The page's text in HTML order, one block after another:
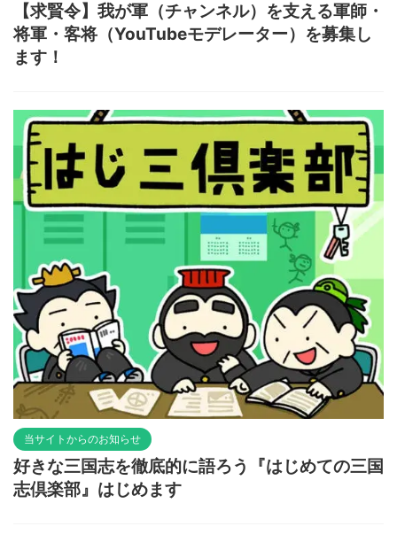
【求賢令】我が軍（チャンネル）を支える軍師・
将軍・客将（YouTubeモデレーター）を募集し
ます！
当サイトからのお知らせ
好きな三国志を徹底的に語ろう『はじめての三国
志倶楽部』はじめます